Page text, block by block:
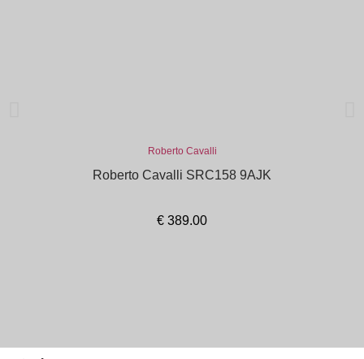
Roberto Cavalli
Roberto Cavalli SRC158 9AJK
€ 389.00